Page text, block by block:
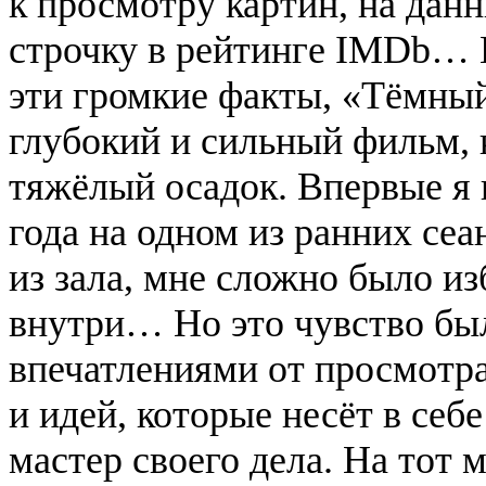
строчку в рейтинге IMDb…
эти громкие факты,
глубокий и сильный фильм,
тяжёлый осадок. Впервые я
года на одном из ранних
из зала, мне сложно было
внутри… Но это чувство
впечатлениями от
и идей, которые несёт в
мастер своего дела. На тот